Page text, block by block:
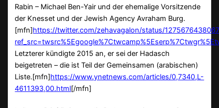
Rabin – Michael Ben-Yair und der ehemalige Vorsitzende
der Knesset und der Jewish Agency Avraham Burg.
[mfn]https://twitter.com/zehavagalon/status/
Letzterer kündigte 2015 an, er sei der Hadasch
beigetreten – die ist Teil der Gemeinsamen (arabischen)
Liste.[mfn]https://www.ynetnews.com/articles/0,7340,L-
4611393,00.html[/mfn]